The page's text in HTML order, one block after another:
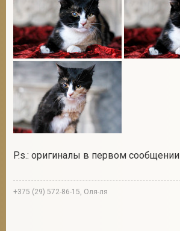
P.s.: оригиналы в первом сообщении
+375 (29) 572-86-15, Оля-ля